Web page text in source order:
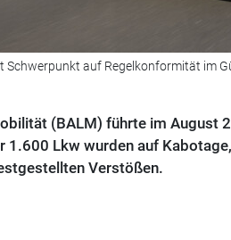
Schwerpunkt auf Regelkonformität im
(BALM) führte im August
Lkw wurden auf
Verstößen.